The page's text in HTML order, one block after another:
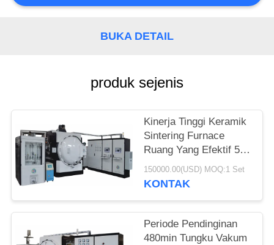
BUKA DETAIL
produk sejenis
Kinerja Tinggi Keramik
Sintering Furnace
Ruang Yang Efektif 500
* 500 * 1800mm
150000.00(USD) MOQ:1 Set
KONTAK
Periode Pendinginan
480min Tungku Vakum